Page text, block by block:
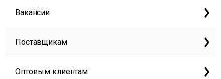
Вакансии
Поставщикам
Оптовым клиентам